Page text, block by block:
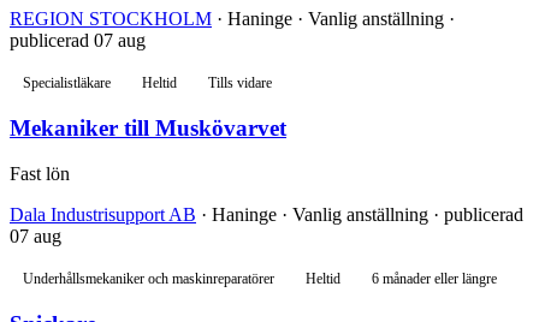
REGION STOCKHOLM · Haninge · Vanlig anställning ·
publicerad 07 aug
Specialistläkare Heltid Tills vidare
Mekaniker till Muskövarvet
Fast lön
Dala Industrisupport AB · Haninge · Vanlig anställning · publicerad
07 aug
Underhållsmekaniker och maskinreparatörer Heltid 6 månader eller längre